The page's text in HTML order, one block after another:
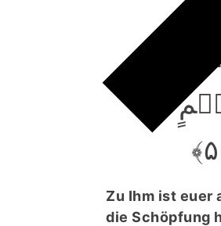
Zu Ihm ist euer
die Schöpfung